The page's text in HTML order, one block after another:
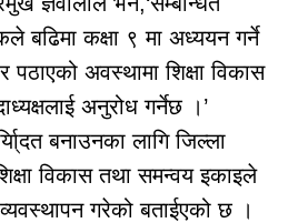
बढिमा कक्षा ९ मा अध्ययन गर्ने
पठाएको अवस्थामा शिक्षा विकास
अनुरोध गर्नेछ ।’
बनाउनका लागि जिल्ला
विकास तथा समन्वय इकाइले
गरेको बताईएको छ ।